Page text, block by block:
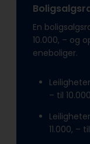
En
10.000, – og
eneboliger.
– til
11.000, –